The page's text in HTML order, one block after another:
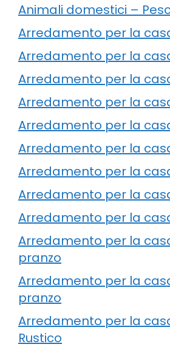
Animali domestici –
Arredamento per la
Arredamento per la
Arredamento per la
Arredamento per la
Arredamento per la
Arredamento per la
Arredamento per la
Arredamento per la
Arredamento per la
Arredamento per la
pranzo
Arredamento per la
pranzo
Arredamento per la
Rustico